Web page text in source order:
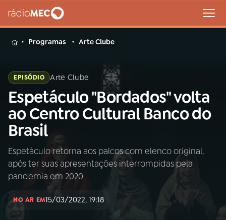
MENU
Buscar
na
Rádio
MEC
Buscar
Início AO VIVO
Programas Arte Clube
EPISÓDIO Arte Clube
Espetáculo "Bordados" volta
ao Centro Cultural Banco do
Brasil
Espetáculo retorna aos palcos com elenco original,
após ter suas apresentações interrompidas pela
pandemia em 2020
NO AR EM15/03/2022, 19:18